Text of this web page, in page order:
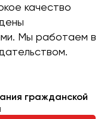
качество
Мы работаем в
гражданской